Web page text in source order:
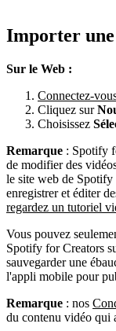
Importer
Sur le Web :
Connectez-
Cliquez sur
Choisissez
Remarque : Spotify
de modifier des
le site web de
enregistrer et éditer
regardez un tutoriel
Vous pouvez
Spotify for Creators
sauvegarder une
l'appli mobile pour
Remarque : nos
du contenu vidéo qui